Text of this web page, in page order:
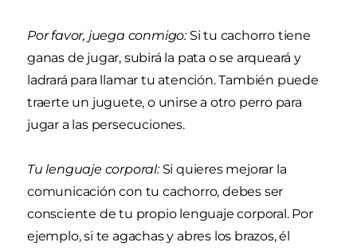
Por favor, juega conmigo:Si tu cachorro tiene
ganas de jugar, subirá la pata o se arqueará y
ladrará para llamar tu atención. También puede
traerte un juguete, o unirse a otro perro para
jugar a las persecuciones.
Tu lenguaje corporal:Si quieres mejorar la
comunicación con tu cachorro, debes ser
consciente de tu propio lenguaje corporal. Por
ejemplo, si te agachas y abres los brazos, él